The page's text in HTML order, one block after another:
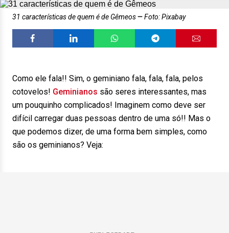
31 características de quem é de Gêmeos Foto: Pixabay
Como ele fala!! Sim, o geminiano fala, fala, fala, pelos
cotovelos! Geminianos são seres interessantes, mas
um pouquinho complicados! Imaginem como deve ser
difícil carregar duas pessoas dentro de uma só!! Mas o
que podemos dizer, de uma forma bem simples, como
são os geminianos? Veja: